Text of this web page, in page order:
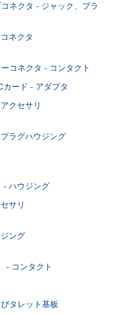
ネクタ - ジャック、プラ
ネクタ
コネクタ - コンタクト
カード - アダプタ
クセサリ
ラグハウジング
- ハウジング
サリ
ング
- コンタクト
タレット基板